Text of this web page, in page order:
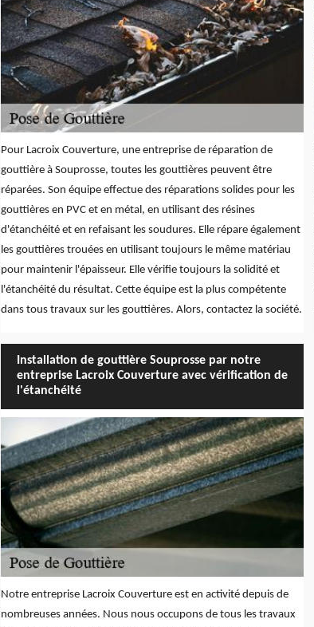
Pour Lacroix Couverture, une entreprise de réparation de
gouttière à Souprosse, toutes les gouttières peuvent être
réparées. Son équipe effectue des réparations solides pour les
gouttières en PVC et en métal, en utilisant des résines
d'étanchéité et en refaisant les soudures. Elle répare également
les gouttières trouées en utilisant toujours le même matériau
pour maintenir l'épaisseur. Elle vérifie toujours la solidité et
l'étanchéité du résultat. Cette équipe est la plus compétente
dans tous travaux sur les gouttières. Alors, contactez la société.
Installation de gouttière Souprosse par notre
entreprise Lacroix Couverture avec vérification de
l'étanchéité
Notre entreprise Lacroix Couverture est en activité depuis de
nombreuses années. Nous nous occupons de tous les travaux